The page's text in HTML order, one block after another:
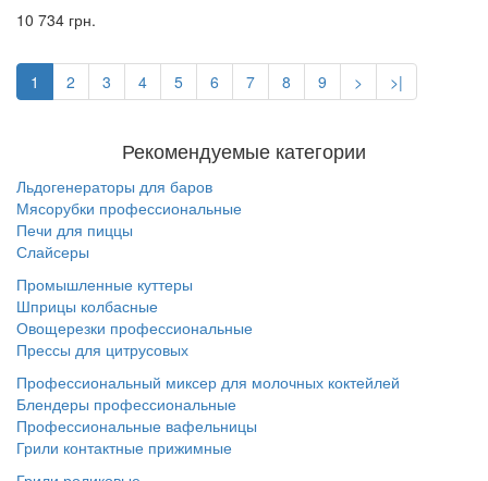
10 734 грн.
1 2 3 4 5 6 7 8 9 > >|
Рекомендуемые категории
Льдогенераторы для баров
Мясорубки профессиональные
Печи для пиццы
Слайсеры
Промышленные куттеры
Шприцы колбасные
Овощерезки профессиональные
Прессы для цитрусовых
Профессиональный миксер для молочных коктейлей
Блендеры профессиональные
Профессиональные вафельницы
Грили контактные прижимные